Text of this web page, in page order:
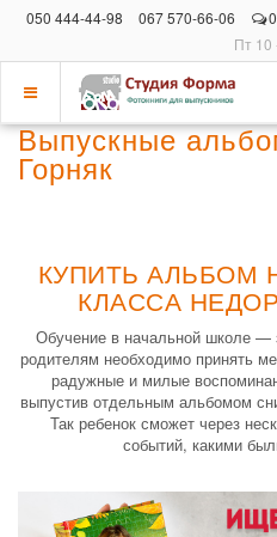
050 444-44-98 067 570-66-06
Пт 10
Показать
меню
Выпускные
Горняк
КУПИТЬ АЛЬБОМ
КЛАССА
Обучение в начальной школе —
родителям необходимо принять
радужные и милые
выпустив отдельным альбомом
Так ребенок сможет через
событий, какими